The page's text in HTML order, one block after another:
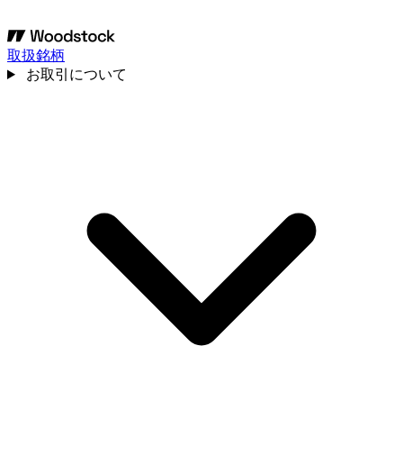
取扱銘柄
お取引について